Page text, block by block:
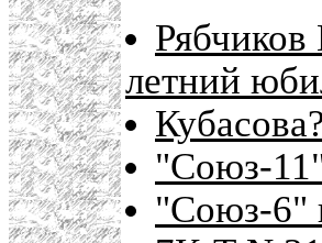
летний
"Союз-
"Союз-6"